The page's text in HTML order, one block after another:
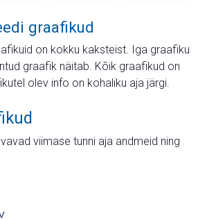
graafikud
on kokku kaksteist. Iga graafiku
graafik näitab. Kõik graafikud on
olev info on kohaliku aja järgi.
viimase tunni aja andmeid ning